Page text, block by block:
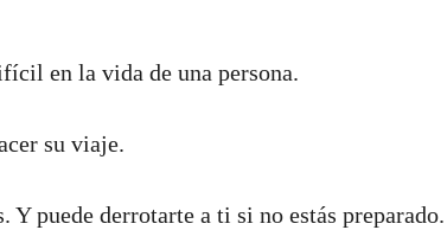
en la vida de una persona.
su viaje.
puede derrotarte a ti si no estás preparado.